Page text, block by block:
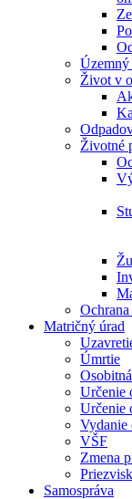
Územný
Život v
Životné
Matričný úrad
Úmrtie
Určenie
Určenie
Vydanie
VŠF
Zmena
Samospráva